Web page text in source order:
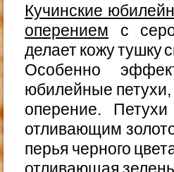
Кучинские
оперением с
делает кожу тушку
Особенно
юбилейные
оперение.
отливающим
перья черного